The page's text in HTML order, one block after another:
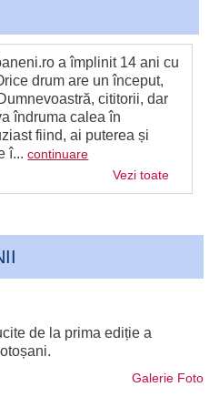
a împlinit 14 ani cu
drum are un început,
cititorii, dar
îndruma calea în
fiind, ai puterea și
î...continuare
Vezi toate
de la prima ediție a
Galerie Foto